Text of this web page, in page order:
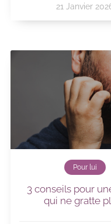
21 Janvier
Pour lui
3 conseils pour
qui ne gratte